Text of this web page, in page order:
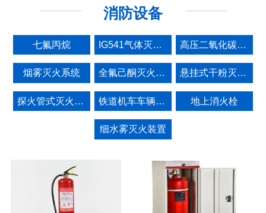
消防设备
七氟丙烷 IG541气体灭火系统 高压二氧化碳灭火设备
烟雾灭火系统 全氟己酮灭火系统设备 悬挂式干粉灭火装置
探火管式灭火装置 铁道机车车辆监视报警灭火系统 地上消火栓
细水雾灭火装置